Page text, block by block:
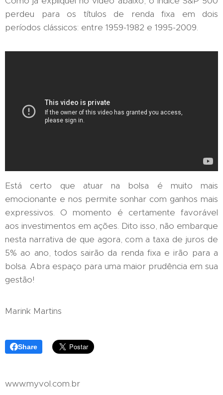
perdeu para os títulos de renda fixa em dois
períodos clássicos: entre 1959-1982 e 1995-2009.
Está certo que atuar na bolsa é muito mais
emocionante e nos permite sonhar com ganhos mais
expressivos. O momento é certamente favorável
aos investimentos em ações. Dito isso, não embarque
nesta narrativa de que agora, com a taxa de juros de
5% ao ano, todos sairão da renda fixa e irão para a
bolsa. Abra espaço para uma maior prudência em sua
gestão!
Marink Martins
Share
www.myvol.com.br